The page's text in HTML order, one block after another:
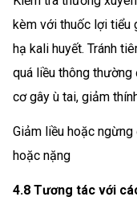
kèm với thuốc lợi tiểu
hạ kali huyết. Tránh
quá liều thông
cơ gây ù tai, giảm
Giảm liều hoặc
hoặc nặng
4.8 Tương tác với